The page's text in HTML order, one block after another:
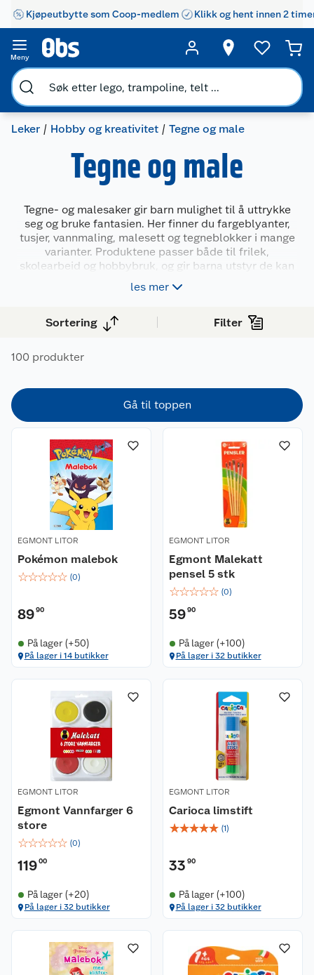
Kjøpeutbytte som Coop-medlem Klikk og hent innen 2
Meny
Leker Hobby og kreativitet Tegne og male
Tegne og male
Tegne- og malesaker gir barn mulighet til å uttrykke
seg og bruke fantasien. Her finner du fargeblyanter,
tusjer, vannmaling, malesett og tegneblokker i mange
varianter. Produktene passer både til frilek,
skolearbeid og hobbybruk, og gir barna utstyr de kan
bruke hjemme, i barnehagen eller på ferie. Velg
mellom enkle sett for de minste og større pakker med
les mer
Sortering Filter
100 produkter
Gå til toppen
EGMONT LITOR
Pokémon malebok
☆☆☆☆☆ (0)
8990
På lager (+50)
På lager i 14 butikker
EGMONT LITOR
Egmont Malekatt
pensel 5 stk
☆☆☆☆☆ (0)
5990
På lager (+100)
På lager i 32 butikker
EGMONT LITOR
Egmont Vannfarger 6
store
☆☆☆☆☆ (0)
11900
På lager (+20)
På lager i 32 butikker
EGMONT LITOR
Carioca limstift
☆☆☆☆☆ (1)
33 90
På lager (+100)
På lager i 32 butikker